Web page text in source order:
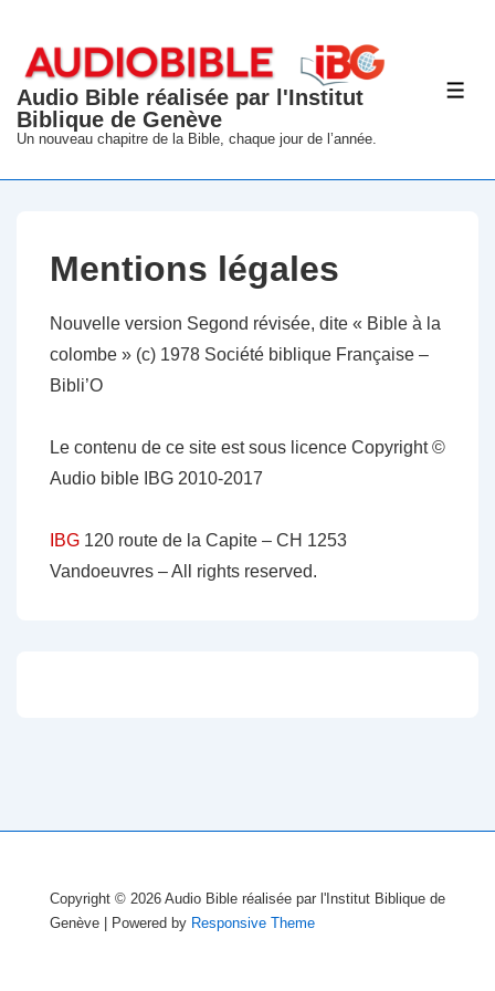
passer
contenu
principal
Audio Bible réalisée par l'Institut
Biblique de Genève
Un nouveau chapitre de la Bible, chaque jour de l’année.
Mentions légales
Nouvelle version Segond révisée, dite « Bible à la
colombe » (c) 1978 Société biblique Française –
Bibli’O
Le contenu de ce site est sous licence Copyright ©
Audio bible IBG 2010-2017
IBG 120 route de la Capite – CH 1253
Vandoeuvres – All rights reserved.
Copyright © 2026 Audio Bible réalisée par l'Institut Biblique de
Genève
| Powered by Responsive Theme